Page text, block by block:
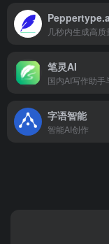
几秒内生成高质
笔灵AI
字语智能
智能AI创作